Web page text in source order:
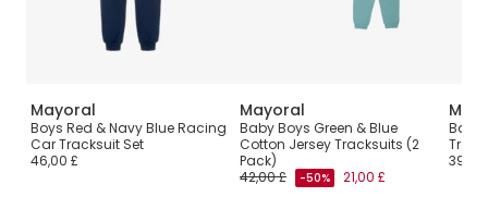
Mayoral
Boys Red & Navy Blue Racing
Car Tracksuit Set
46,00 £
Mayoral
Baby Boys Green & Blue
Cotton Jersey Tracksuits (2
Pack)
42,00 £
-50% 21,00 £
Baby
39,00